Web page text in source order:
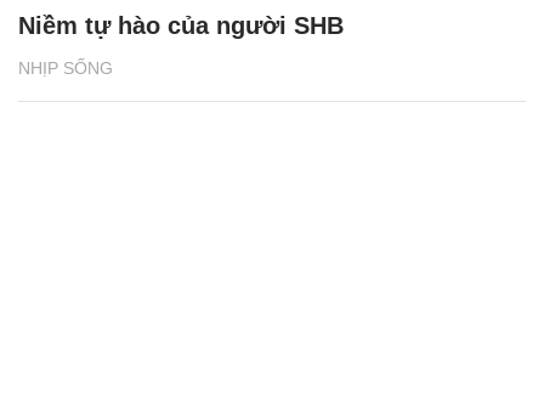
NHỊP SỐNG
Niềm tự hào của người SHB